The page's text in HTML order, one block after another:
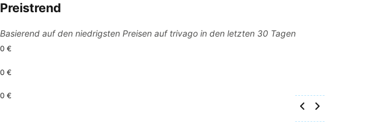
Preistrend
Basierend auf den niedrigsten Preisen auf trivago in den letzten 30 Tagen
0 €
0 €
0 €